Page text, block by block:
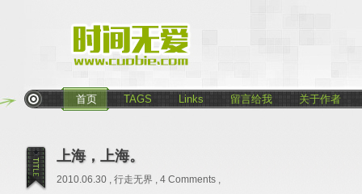
首页 TAGS Links 留言给我 关于作者
上海，上海。
2010.06.30 , 行走无界 , 4 Comments ,